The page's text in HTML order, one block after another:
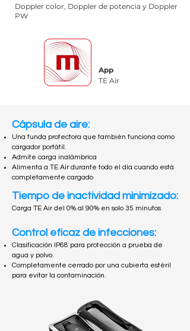
Doppler color, Doppler de potencia y Doppler
PW
App
TE Air
Cápsula de aire:
Una funda protectora que también funciona como
cargador portátil.
Admite carga inalámbrica
Alimenta a TE Air durante todo el día cuando está
completamente cargado
Tiempo de inactividad minimizado:
Carga TE Air del 0% al 90% en solo 35 minutos
Control eficaz de infecciones:
Clasificación IP68 para protección a prueba de
agua y polvo.
Completamente cerrado por una cubierta estéril
para evitar la contaminación.